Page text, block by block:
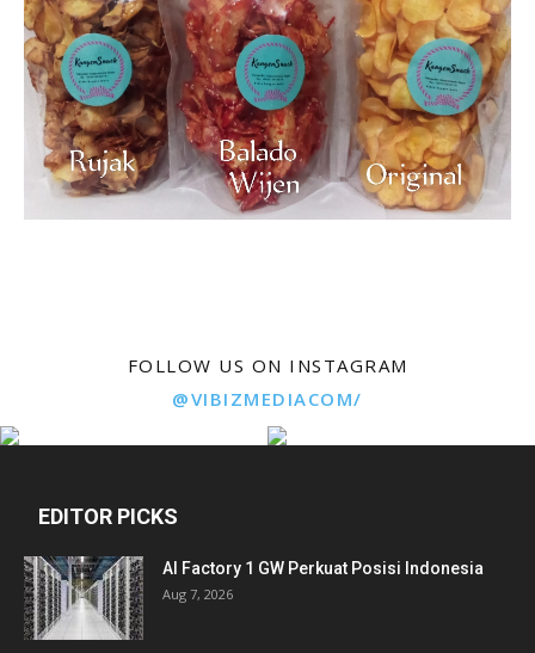
FOLLOW US ON INSTAGRAM
@VIBIZMEDIACOM/
EDITOR PICKS
AI Factory 1 GW Perkuat Posisi Indonesia
Aug 7, 2026